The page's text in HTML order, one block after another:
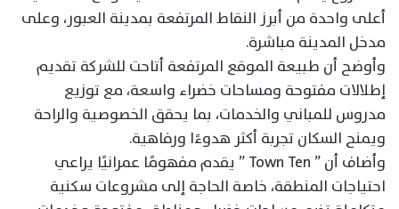
أعلى واحدة من أبرز النقاط المرتفعة بمدينة العبور، وعلى
مدخل المدينة مباشرة.
وأوضح أن طبيعة الموقع المرتفعة أتاحت للشركة تقديم
إطلالات مفتوحة ومساحات خضراء واسعة، مع توزيع
مدروس للمباني والخدمات، بما يحقق الخصوصية والراحة
ويمنح السكان تجربة أكثر هدوءًا ورفاهية.
وأضاف أن ” Town Ten ” يقدم مفهومًا عمرانيًا يراعي
احتياجات المنطقة، خاصة الحاجة إلى مشروعات سكنية